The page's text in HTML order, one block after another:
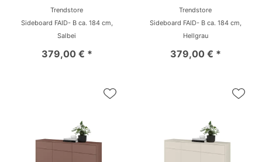
Trendstore
Sideboard FAID- B ca. 184 cm,
Salbei
379,00 € *
Trendstore
Sideboard FAID- B ca. 184 cm,
Hellgrau
379,00 € *